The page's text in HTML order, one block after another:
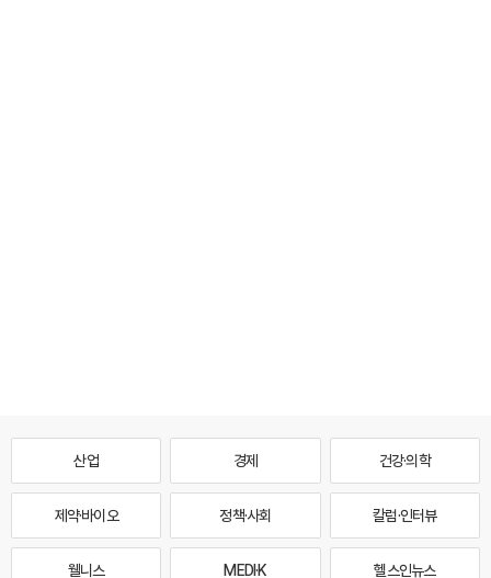
산업 경제 건강·의학
제약·바이오 정책·사회 칼럼·인터뷰
웰니스 MEDI·K 헬스인뉴스